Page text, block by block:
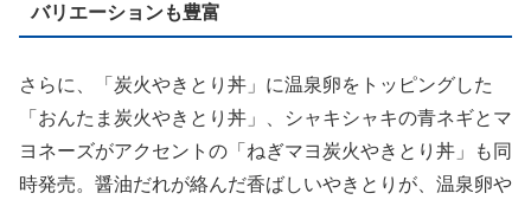
バリエーションも豊富
さらに、「炭火やきとり丼」に温泉卵をトッピングした
「おんたま炭火やきとり丼」、シャキシャキの青ネギとマ
ヨネーズがアクセントの「ねぎマヨ炭火やきとり丼」も同
時発売。醤油だれが絡んだ香ばしいやきとりが、温泉卵や